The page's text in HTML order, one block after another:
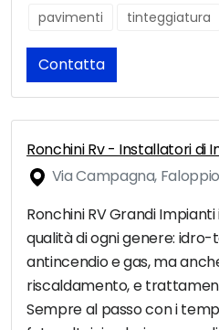
pavimenti
tinteggiatura
Contatta
Ronchini Rv - Installatori di
Via Campagna, Faloppio
Ronchini RV Grandi
qualità di ogni genere:
antincendio e gas, ma
riscaldamento, e
Sempre al passo con i